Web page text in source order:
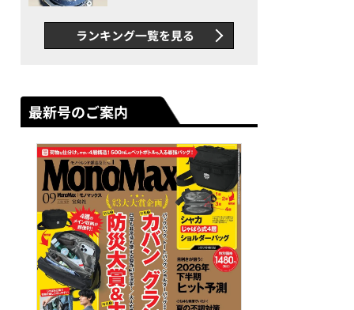
新ムーブメントの衝撃
ランキング一覧を見る
最新号のご案内